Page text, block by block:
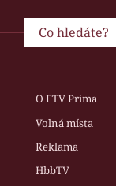
O FTV Prima
Volná místa
Reklama
HbbTV